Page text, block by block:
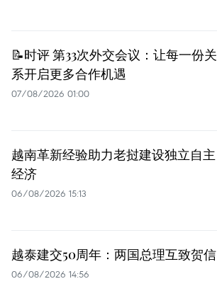
📝时评 第33次外交会议：让每一份关
系开启更多合作机遇
07/08/2026 01:00
越南革新经验助力老挝建设独立自主
经济
06/08/2026 15:13
越泰建交50周年：两国总理互致贺信
06/08/2026 14:56